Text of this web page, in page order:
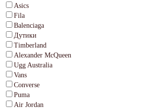
Asics
Fila
Balenciaga
Дутики
Timberland
Alexander McQueen
Ugg Australia
Vans
Converse
Puma
Air Jordan